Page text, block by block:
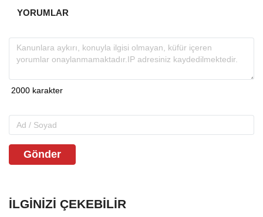
YORUMLAR
Gönder
İLGINIZI ÇEKEBILIR